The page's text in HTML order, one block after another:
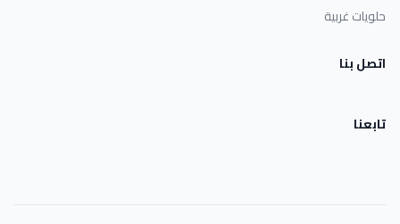
حلويات غربية
اتصل بنا
تابعنا